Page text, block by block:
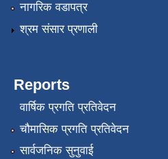
नागरिक वडापत्र
श्रम संसार प्रणाली
Reports
वार्षिक प्रगति प्रतिवेदन
चौमासिक प्रगति प्रतिवेदन
सार्वजनिक सुनुवाई